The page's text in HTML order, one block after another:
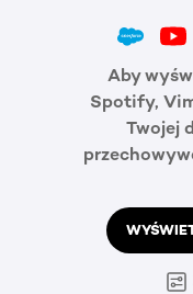
Aby
Spotify,
Twojej